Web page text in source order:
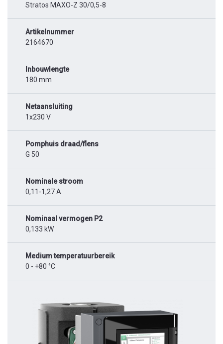
Stratos MAXO-Z 30/0,5-8
Artikelnummer
2164670
Inbouwlengte
180 mm
Netaansluiting
1x230 V
Pomphuis draad/flens
G 50
Nominale stroom
0,11-1,27 A
Nominaal vermogen P2
0,133 kW
Medium temperatuurbereik
0 - +80 °C